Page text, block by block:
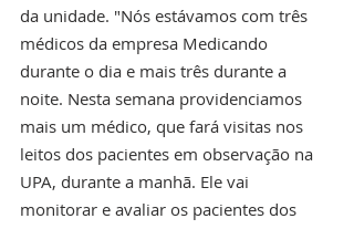
da unidade. "Nós estávamos com três
médicos da empresa Medicando
durante o dia e mais três durante a
noite. Nesta semana providenciamos
mais um médico, que fará visitas nos
leitos dos pacientes em observação na
UPA, durante a manhã. Ele vai
monitorar e avaliar os pacientes dos